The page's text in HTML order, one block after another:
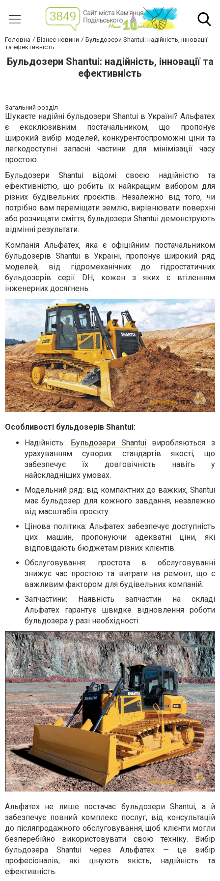
Головна Бізнес новини
Бульдозери Shantui: надійність, інновації
та ефективність
Бульдозери Shantui: надійність, інновації та
ефективність
Загальний розділ
Шукаєте надійні бульдозери Shantui в Україні? Альфатех
є ексклюзивним постачальником, що пропонує
широкий вибір моделей, конкурентоспроможні ціни та
легкодоступні запасні частини для мінімізації часу
простою.
Бульдозери Shantui відомі своєю надійністю та
ефективністю, що робить їх найкращим вибором для
різних будівельних проєктів. Незалежно від того, чи
потрібно вам переміщати землю, вирівнювати поверхні
або розчищати сміття, бульдозери Shantui демонструють
відмінні результати.
Компанія Альфатех, яка є офіційним постачальником
бульдозерів Shantui в Україні, пропонує широкий ряд
моделей, від гідромеханічних до гідростатичних
бульдозерів серії DH, кожен з яких є втіленням
інженерних досягнень.
Особливості бульдозерів Shantui:
Надійність: Бульдозери Shantuiвиробляються з
урахуванням суворих стандартів якості, що
забезпечує їх довговічність навіть у
найскладніших умовах.
Модельний ряд: від компактних до важких, Shantui
має бульдозер для кожного завдання, незалежно
від масштабів проєкту.
Цінова політика: Альфатех забезпечує доступність
цих машин, пропонуючи адекватні ціни, які
відповідають бюджетам різних клієнтів.
Обслуговування: простота в обслуговуванні
знижує час простою та витрати на ремонт, що є
важливим фактором для будівельних компаній.
Запчастини: Наявність запчастин на складі
Альфатех гарантує швидке відновлення роботи
бульдозера у разі необхідності.
Альфатех не лише постачає бульдозери Shantui, а й
забезпечує повний комплекс послуг, від консультацій
до післяпродажного обслуговування, щоб клієнти могли
безперебійно використовувати свою техніку. Вибір
бульдозера Shantui через Альфатех — це вибір
професіоналів, які цінують якість, надійність та
ефективність.